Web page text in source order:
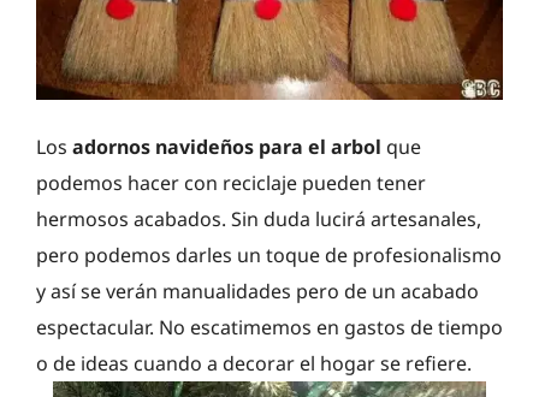
Los adornos navideños para el arbol que
podemos hacer con reciclaje pueden tener
hermosos acabados. Sin duda lucirá artesanales,
pero podemos darles un toque de profesionalismo
y así se verán manualidades pero de un acabado
espectacular. No escatimemos en gastos de tiempo
o de ideas cuando a decorar el hogar se refiere.